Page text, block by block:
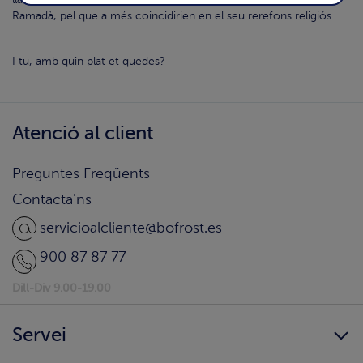
Ramadà, pel que a més coincidirien en el seu rerefons religiós.
I tu, amb quin plat et quedes?
Atenció al client
Preguntes Freqüents
Contacta'ns
servicioalcliente@bofrost.es
900 87 87 77
Servei